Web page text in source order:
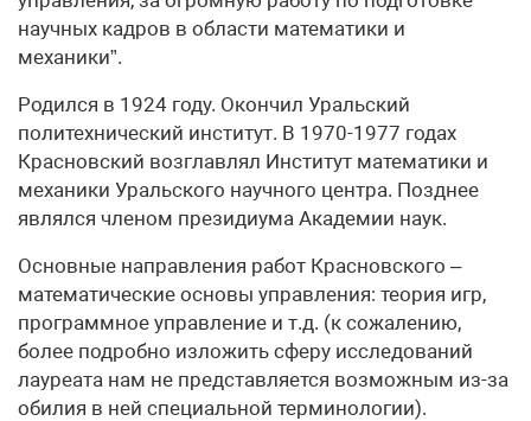
научных кадров в области математики и
механики”.
Родился в 1924 году. Окончил Уральский
политехнический институт. В 1970-1977 годах
Красновский возглавлял Институт математики и
механики Уральского научного центра. Позднее
являлся членом президиума Академии наук.
Основные направления работ Красновского –
математические основы управления: теория игр,
программное управление и т.д. (к сожалению,
более подробно изложить сферу исследований
лауреата нам не представляется возможным из-за
обилия в ней специальной терминологии).